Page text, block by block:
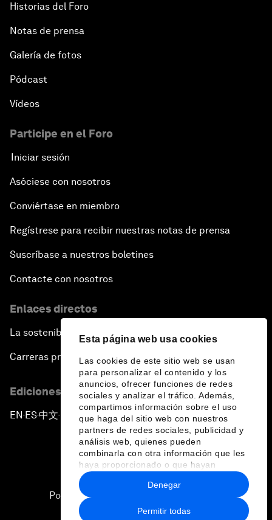
Esta página web usa cookies
Las cookies de este sitio web se usan
para personalizar el contenido y los
anuncios, ofrecer funciones de redes
sociales y analizar el tráfico. Además,
compartimos información sobre el uso
que haga del sitio web con nuestros
partners de redes sociales, publicidad y
análisis web, quienes pueden
combinarla con otra información que les
haya proporcionado o que hayan
recopilado a partir del uso que haya
hecho de sus servicios.
Permitir todas
Denegar
Historias del Foro
Notas de prensa
Galería de fotos
Pódcast
Vídeos
Participe en el Foro
Iniciar sesión
Asóciese con nosotros
Conviértase en miembro
Regístrese para recibir nuestras notas de prensa
Suscríbase a nuestros boletines
Contacte con nosotros
Enlaces directos
La sostenibilidad en el Foro
Carreras profesionales
Ediciones en otros idiomas
EN ▪ ES▪中文▪ 日本語
Política de privacidad y normas de uso